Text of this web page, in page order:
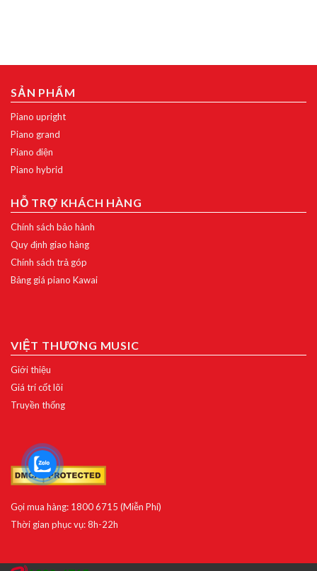
SẢN PHẨM
Piano upright
Piano grand
Piano điện
Piano hybrid
HỖ TRỢ KHÁCH HÀNG
Chính sách bảo hành
Quy định giao hàng
Chính sách trả góp
Bảng giá piano Kawai
VIỆT THƯƠNG MUSIC
Giới thiệu
Giá trí cốt lõi
Truyền thống
Gọi mua hàng: 1800 6715 (Miễn Phí)
Thời gian phục vụ: 8h-22h